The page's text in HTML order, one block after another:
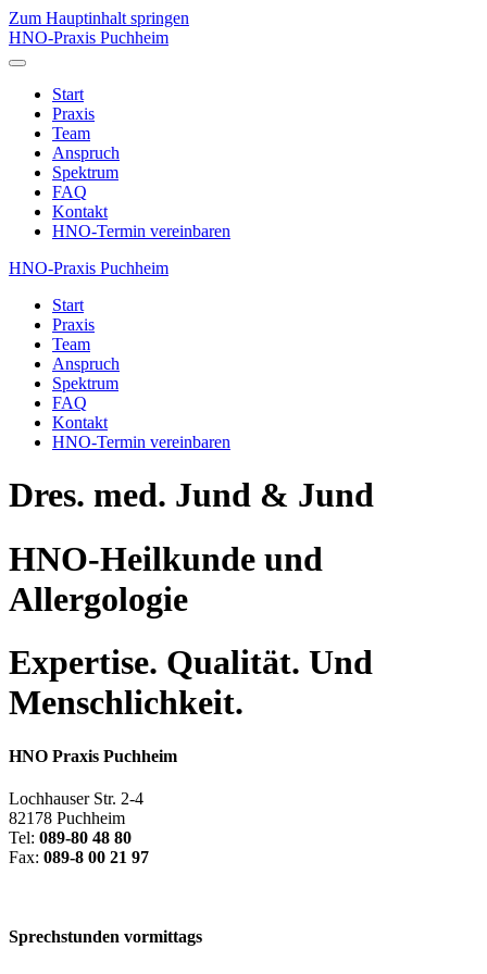
Zum Hauptinhalt springen
HNO-Praxis Puchheim
Start
Praxis
Team
Anspruch
Spektrum
FAQ
Kontakt
HNO-Termin vereinbaren
HNO-Praxis Puchheim
Start
Praxis
Team
Anspruch
Spektrum
FAQ
Kontakt
HNO-Termin vereinbaren
Dres. med. Jund & Jund
HNO-Heilkunde und
Allergologie
Expertise. Qualität. Und
Menschlichkeit.
HNO Praxis Puchheim
Lochhauser Str. 2-4
82178 Puchheim
Tel: 089-80 48 80
Fax: 089-8 00 21 97
Sprechstunden vormittags